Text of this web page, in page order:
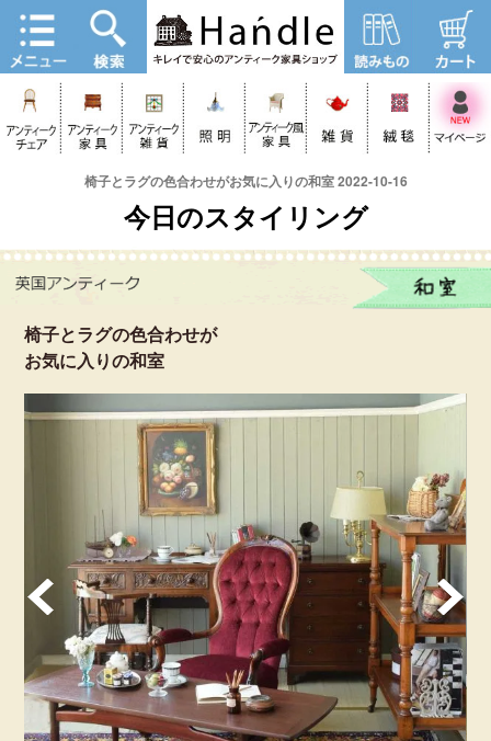
椅子とラグの色合わせがお気に入りの和室 2022-10-16
今日のスタイリング
椅子とラグの色合わせが
お気に入りの和室